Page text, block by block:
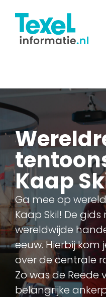
Kaap
Ga mee op
Kaap Skil! De
wereldwijde
eeuw. Hierbij kom
over de centrale
Zo was de Reede
belangrijke